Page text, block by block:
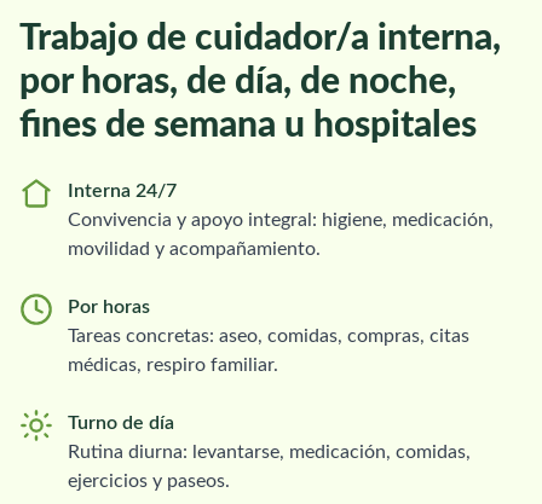
Trabajo de cuidador/a interna,
por horas, de día, de noche,
fines de semana u hospitales
Interna 24/7
Convivencia y apoyo integral: higiene, medicación,
movilidad y acompañamiento.
Por horas
Tareas concretas: aseo, comidas, compras, citas
médicas, respiro familiar.
Turno de día
Rutina diurna: levantarse, medicación, comidas,
ejercicios y paseos.